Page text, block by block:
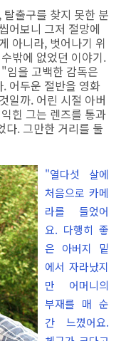
출구를 찾지 못한 분
어보니 그저 절망에
아니라, 벗어나기 위
밖에 없었던 이야기.
임을 고백한 감독은
어두운 절반을 영화
일까. 어린 시절 아버
힌 그는 렌즈를 통과
다. 그만한 거리를 둘
"열다섯 살에
처음으로 카메
라를 들었어
요. 다행히 좋
은 아버지 밑
에서 자라났지
만 어머니의
부재를 매 순
간 느꼈어요.